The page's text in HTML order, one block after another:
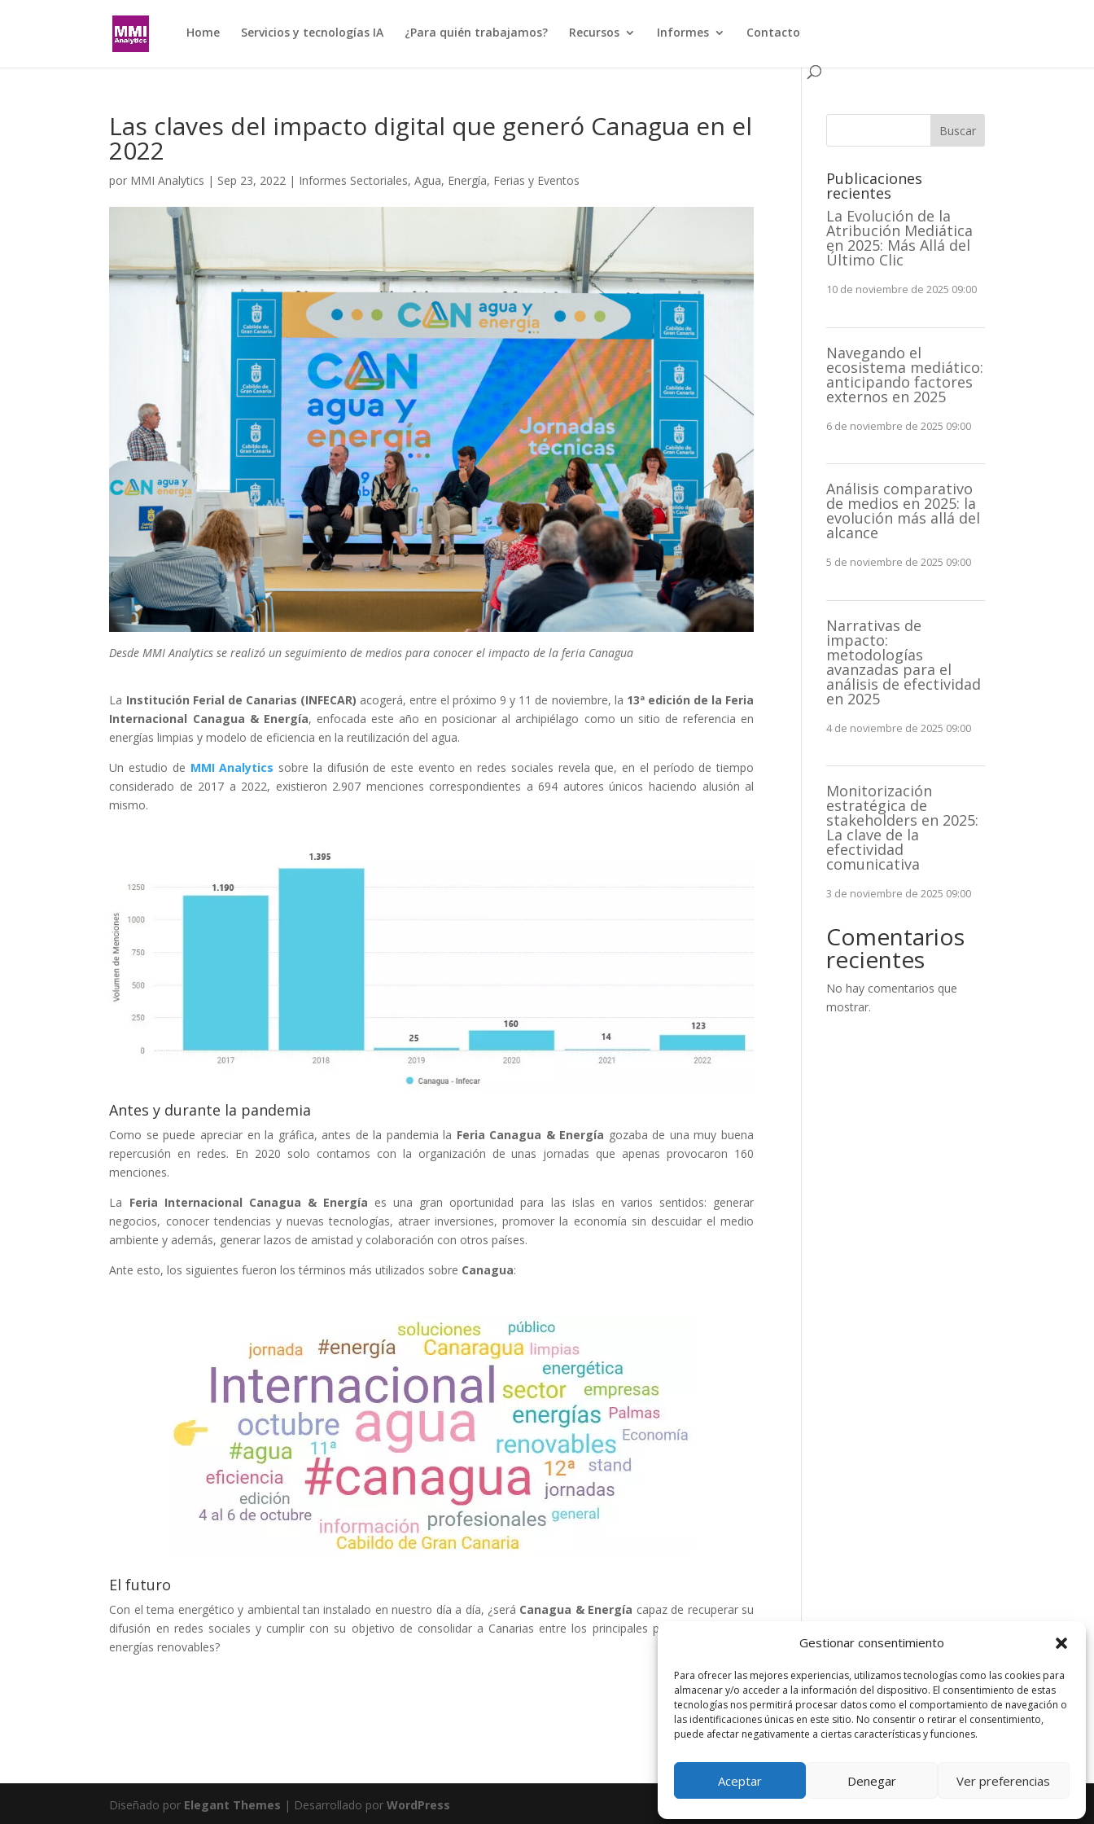
Gestionar consentimiento
Para ofrecer las mejores experiencias, utilizamos tecnologías como las cookies para
almacenar y/o acceder a la información del dispositivo. El consentimiento de estas
tecnologías nos permitirá procesar datos como el comportamiento de navegación o
las identificaciones únicas en este sitio. No consentir o retirar el consentimiento,
puede afectar negativamente a ciertas características y funciones.
Aceptar Denegar Ver preferencias
Home Servicios y tecnologías IA ¿Para quién trabajamos? Recursos Informes Contacto
Las claves del impacto digital que generó Canagua en el
2022
por MMI Analytics | Sep 23, 2022 | Informes Sectoriales,Agua, Energía, Ferias y Eventos
Desde MMI Analytics se realizó un seguimiento de medios para conocer el impacto de la feria Canagua
La Institución Ferial de Canarias (INFECAR) acogerá, entre el próximo 9 y 11 de noviembre, la 13ª edición de la Feria
Internacional Canagua & Energía, enfocada este año en posicionar al archipiélago como un sitio de referencia en
energías limpias y modelo de eficiencia en la reutilización del agua.
Un estudio de MMI Analytics sobre la difusión de este evento en redes sociales revela que, en el período de tiempo
considerado de 2017 a 2022, existieron 2.907 menciones correspondientes a 694 autores únicos haciendo alusión al
mismo.
Antes y durante la pandemia
Como se puede apreciar en la gráfica, antes de la pandemia la Feria Canagua & Energía gozaba de una muy buena
repercusión en redes. En 2020 solo contamos con la organización de unas jornadas que apenas provocaron 160
menciones.
La Feria Internacional Canagua & Energía es una gran oportunidad para las islas en varios sentidos: generar
negocios, conocer tendencias y nuevas tecnologías, atraer inversiones, promover la economía sin descuidar el medio
ambiente y además, generar lazos de amistad y colaboración con otros países.
Ante esto, los siguientes fueron los términos más utilizados sobre Canagua:
El futuro
Con el tema energético y ambiental tan instalado en nuestro día a día, ¿será Canagua & Energía capaz de recuperar su
difusión en redes sociales y cumplir con su objetivo de consolidar a Canarias entre los principales promotores de las
energías renovables?
Buscar
Publicaciones
recientes
La Evolución de la
Atribución Mediática
en 2025: Más Allá del
Último Clic
10 de noviembre de 2025 09:00
Navegando el
ecosistema mediático:
anticipando factores
externos en 2025
6 de noviembre de 2025 09:00
Análisis comparativo
de medios en 2025: la
evolución más allá del
alcance
5 de noviembre de 2025 09:00
Narrativas de
impacto:
metodologías
avanzadas para el
análisis de efectividad
en 2025
4 de noviembre de 2025 09:00
Monitorización
estratégica de
stakeholders en 2025:
La clave de la
efectividad
comunicativa
3 de noviembre de 2025 09:00
Comentarios
recientes
No hay comentarios que
mostrar.
Diseñado por Elegant Themes | Desarrollado porWordPress